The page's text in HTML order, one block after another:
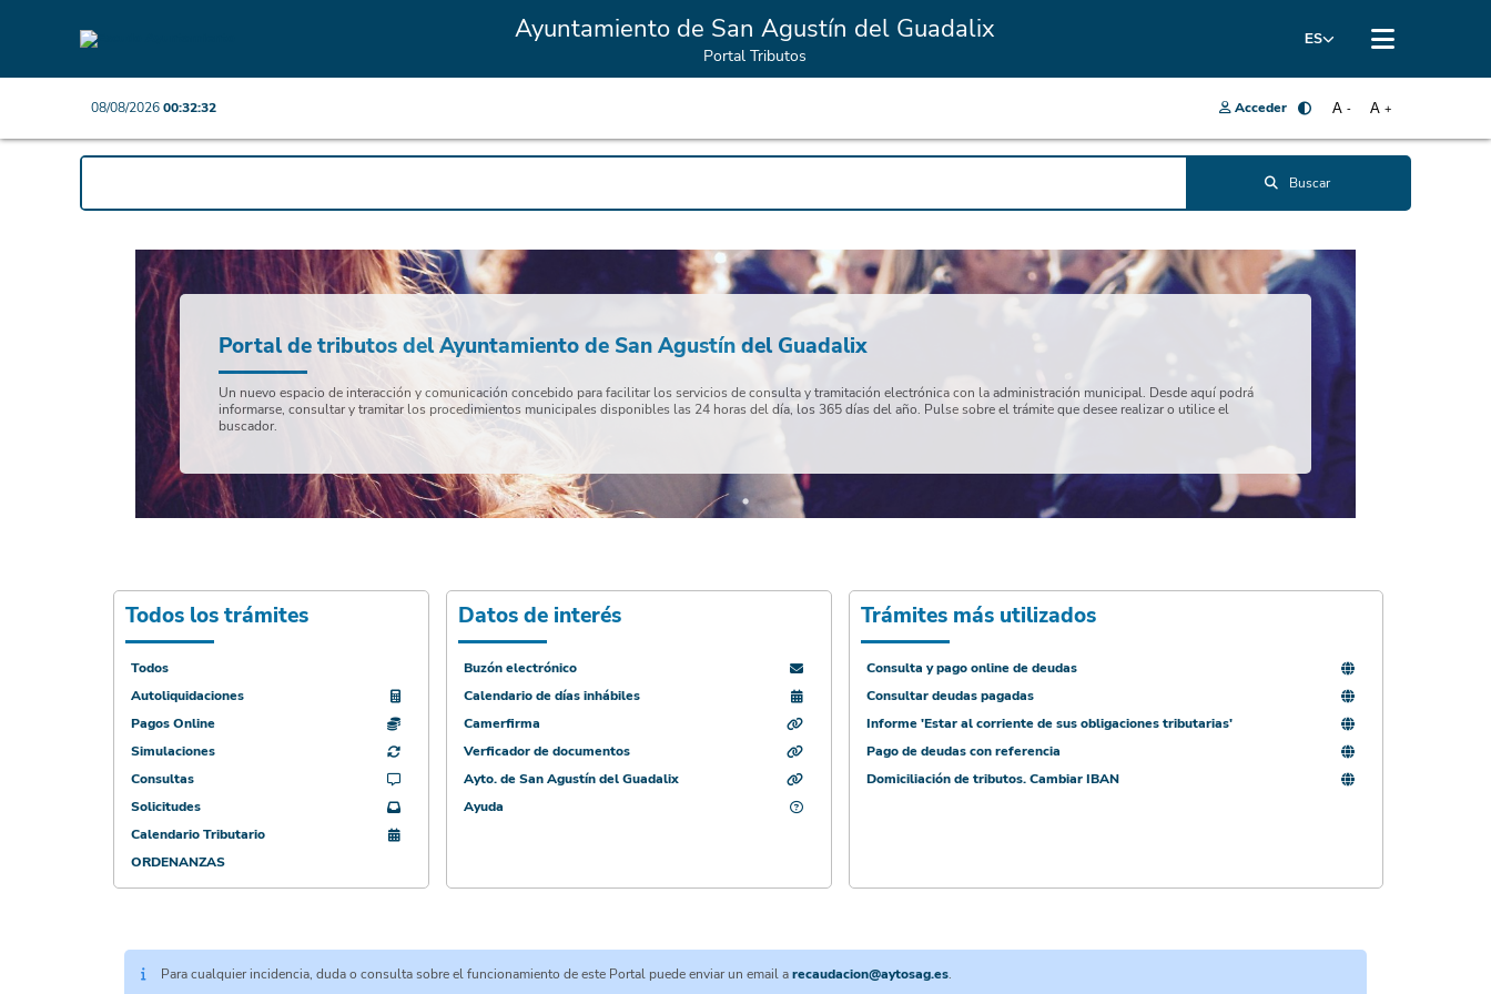
ES
Ayuntamiento de San Agustín del Guadalix
Portal Tributos
08/08/202600:32:32 Acceder A +
A -
Buscar
Portal de tributos del Ayuntamiento de San Agustín del Guadalix
Un nuevo espacio de interacción y comunicación concebido para facilitar los servicios de consulta y tramitación electrónica con la administración municipal. Desde aquí podrá
informarse, consultar y tramitar los procedimientos municipales disponibles las 24 horas del día, los 365 días del año. Pulse sobre el trámite que desee realizar o utilice el
buscador.
Todos los trámites
Todos
Autoliquidaciones
Pagos Online
Simulaciones
Consultas
Solicitudes
Calendario Tributario
ORDENANZAS
Datos de interés
Buzón electrónico
Calendario de días inhábiles
Camerfirma
Verficador de documentos
Ayto. de San Agustín del Guadalix
Ayuda
Trámites más utilizados
Consulta y pago online de deudas
Consultar deudas pagadas
Informe 'Estar al corriente de sus obligaciones tributarias'
Pago de deudas con referencia
Domiciliación de tributos. Cambiar IBAN
Para cualquier incidencia, duda o consulta sobre el funcionamiento de este Portal puede enviar un email arecaudacion@aytosag.es.